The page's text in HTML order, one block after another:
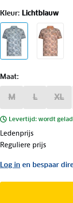
Kleur: Lichtblauw
Maat:
M L XL
Levertijd: wordt
Ledenprijs
Reguliere prijs
Log in en bespaar